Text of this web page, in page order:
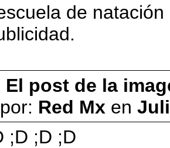
de
El post de la
Red Mx en
;D ;D ;D